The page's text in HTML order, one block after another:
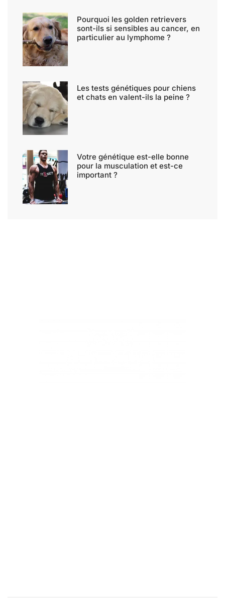
Pourquoi les golden retrievers
sont-ils si sensibles au cancer, en
particulier au lymphome ?
Les tests génétiques pour chiens
et chats en valent-ils la peine ?
Votre génétique est-elle bonne
pour la musculation et est-ce
important ?